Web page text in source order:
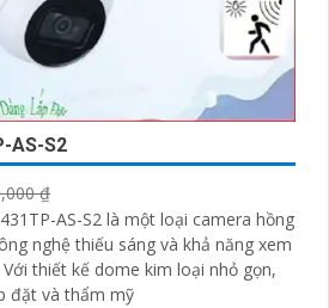
AS-S2
₫
AS-S2 là một loại camera hồng
nghệ thiếu sáng và khả năng xem
đặt và thẩm mỹ